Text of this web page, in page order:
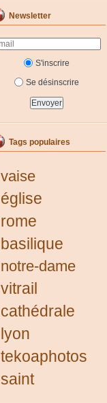
Newsletter
S'inscrire
Se désinscrire
Tags populaires
vaise
église
rome
basilique
notre-dame
vitrail
cathédrale
lyon
tekoaphotos
saint